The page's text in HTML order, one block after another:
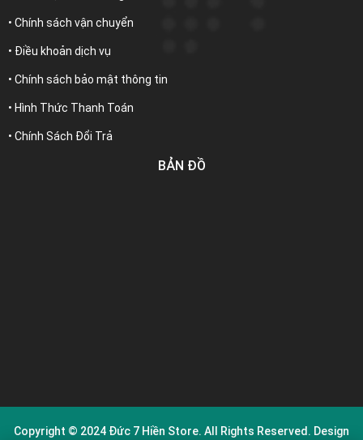
• Chính sách vận chuyển
• Điều khoản dịch vụ
• Chính sách bảo mật thông tin
• Hình Thức Thanh Toán
• Chính Sách Đổi Trả
BẢN ĐỒ
Copyright © 2024 Đức 7 Hiền Store. All Rights Reserved. Design